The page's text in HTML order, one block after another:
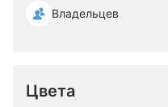
Владельцев
Цвета